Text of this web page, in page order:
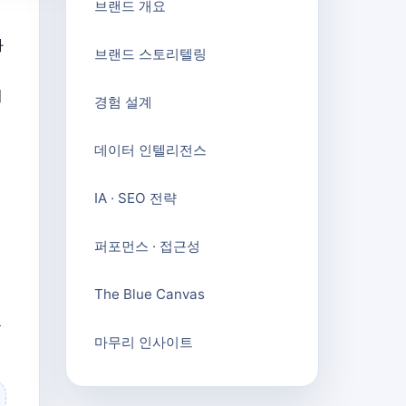
브랜드 개요
브랜드 스토리텔링
경험 설계
데이터 인텔리전스
IA · SEO 전략
퍼포먼스 · 접근성
The Blue Canvas
마무리 인사이트